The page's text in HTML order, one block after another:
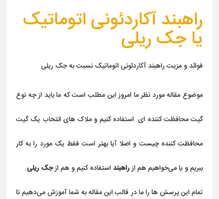
راهبند آکاردئونی اتوماتیک
یا جک ریلی
فوائد و مزیت راهبند آکاردئونی اتوماتیک نسبت به جک ریلی
موضوع مقاله مورد نظر ما امروز این مطلب است که ما باید از چه نوع
گیت محافظت کننده ای استفاده کنیم و ملاک های انتخاب یک گیت
محافظت کننده چیست و اصلا آیا بهتر است فقط یک مورد را به کار
ببریم و یا می‌خواهیم هم ازراهبنداستفاده کنیم و هم ازجک ریلی.
تمام این پرسش ها را ما در قالب این مقاله به شما آموزش می‌دهیم تا